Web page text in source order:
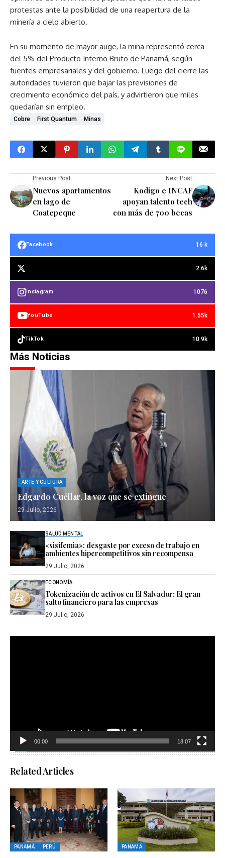
protestas ante la posibilidad de una reapertura de la
minería a cielo abierto.
En su momento de mayor auge, la mina representó cerca
del 5% del Producto Interno Bruto de Panamá, según
fuentes empresariales y del gobierno. Luego del cierre las
autoridades tuvieron que bajar las previsiones de
crecimiento económico del país, y advirtieron que miles
quedarían sin empleo.
Cobre First Quantum Minas
Previous Post
Nuevos apartamentos
en lago de
Coatepeque
Next Post
Kodigo e INCAF
apoyan talento tech
con más de 700 becas
Facebook 16 k
2.6k
Instagram 1076
YouTube 1.55k
TikTok 10.9k
Más Noticias
ARTE Y CULTURA
Edgardo Cuéllar, la voz que se extingue
29 Julio, 2026
SALUD MENTAL
«sisifemia»: desgaste por exceso de trabajo en
ambientes hipercompetitivos sin recompensa
29 Julio, 2026
ECONOMÍA
Tokenización de activos en El Salvador: El gran
salto financiero para las empresas
29 Julio, 2026
00:00 18:07
Related Articles
PANAMÁ PERÚ PANAMÁ